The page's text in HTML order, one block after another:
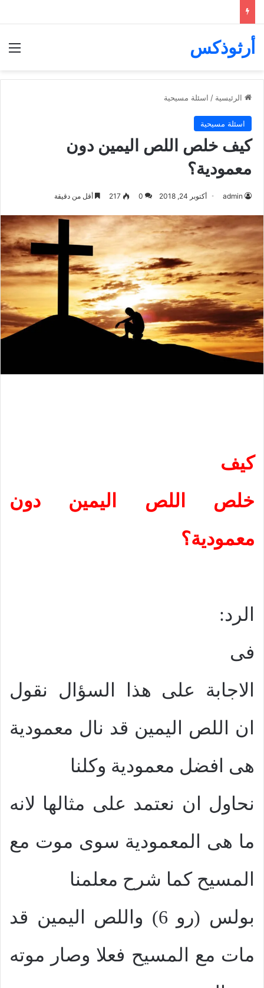
أرثوذكس
الرئيسية / اسئلة مسيحية
اسئلة مسيحية
كيف خلص اللص اليمين دون
معمودية؟
admin أكتوبر 24, 2018 0
217 أقل من دقيقة
كيف
خلص اللص اليمين دون
معمودية؟
الرد:
فى
الاجابة على هذا السؤال نقول
ان اللص اليمين قد نال معمودية
هى افضل معمودية وكلنا
نحاول ان نعتمد على مثالها لانه
ما هى المعمودية سوى موت مع
المسيح كما شرح معلمنا
بولس (رو 6) واللص اليمين قد
مات مع المسيح فعلا وصار موته